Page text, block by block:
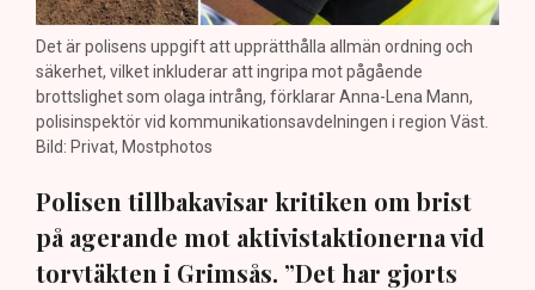
Det är polisens uppgift att upprätthålla allmän ordning och
säkerhet, vilket inkluderar att ingripa mot pågående
brottslighet som olaga intrång, förklarar Anna-Lena Mann,
polisinspektör vid kommunikationsavdelningen i region Väst.
Bild: Privat, Mostphotos
Polisen tillbakavisar kritiken om brist
på agerande mot aktivistaktionerna vid
torvtäkten i Grimsås. ”Det har gjorts